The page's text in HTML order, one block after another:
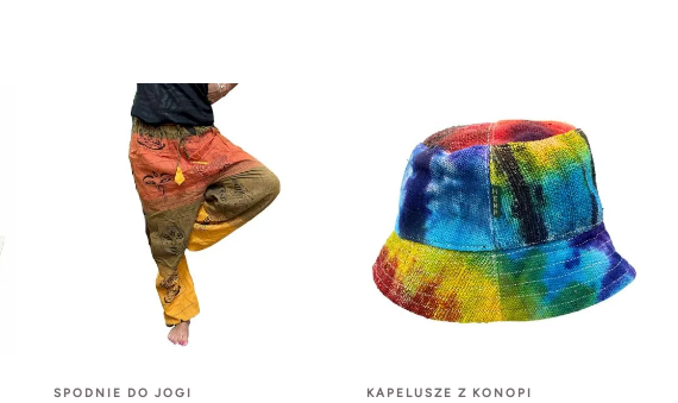
SPODNIE DO JOGI KAPELUSZE Z KONOPI